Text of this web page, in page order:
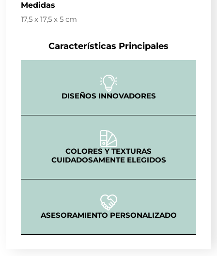
Medidas
17,5 x 17,5 x 5 cm
Características Principales
DISEÑOS INNOVADORES
COLORES Y TEXTURAS
CUIDADOSAMENTE ELEGIDOS
ASESORAMIENTO PERSONALIZADO